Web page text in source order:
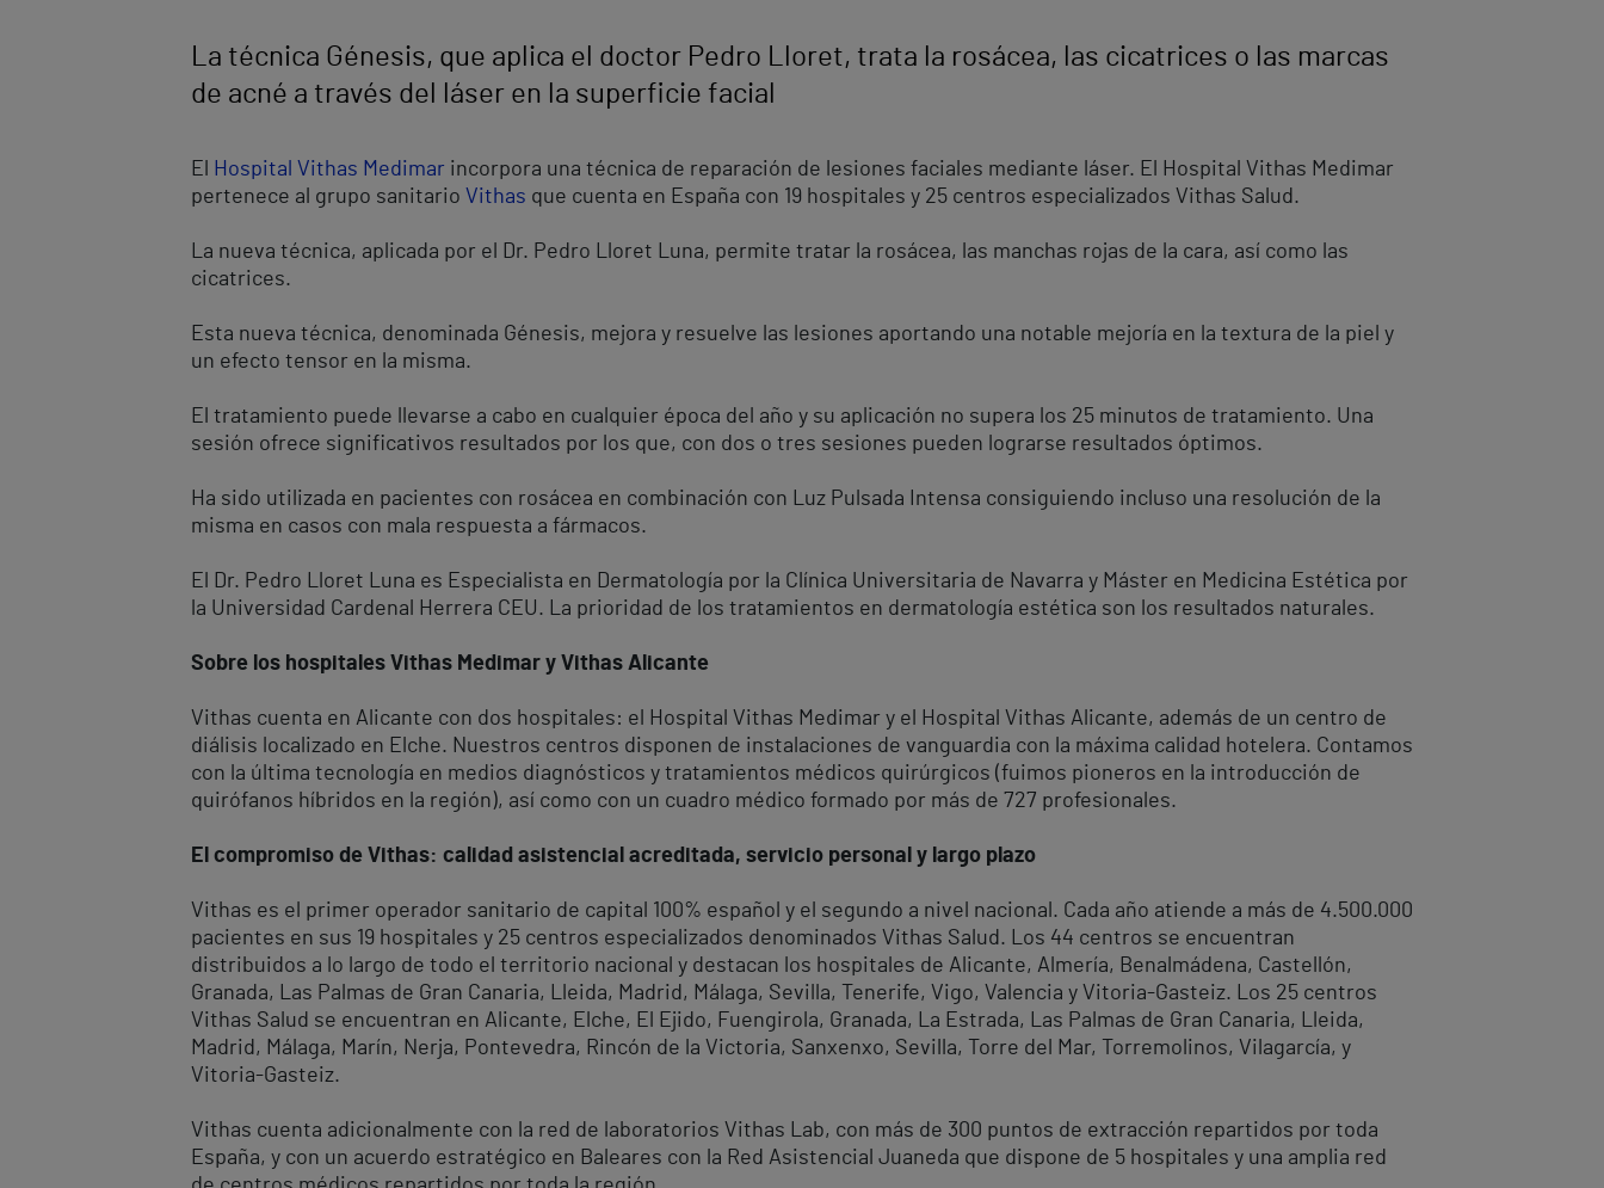
La técnica Génesis, que aplica el doctor Pedro Lloret, trata la rosácea, las cicatrices o las marcas
de acné a través del láser en la superficie facial
El Hospital Vithas Medimar incorpora una técnica de reparación de lesiones faciales mediante láser. El Hospital Vithas Medimar
pertenece al grupo sanitario Vithas que cuenta en España con 19 hospitales y 25 centros especializados Vithas Salud.
La nueva técnica, aplicada por el Dr. Pedro Lloret Luna, permite tratar la rosácea, las manchas rojas de la cara, así como las
cicatrices.
Esta nueva técnica, denominada Génesis, mejora y resuelve las lesiones aportando una notable mejoría en la textura de la piel y
un efecto tensor en la misma.
El tratamiento puede llevarse a cabo en cualquier época del año y su aplicación no supera los 25 minutos de tratamiento. Una
sesión ofrece significativos resultados por los que, con dos o tres sesiones pueden lograrse resultados óptimos.
Ha sido utilizada en pacientes con rosácea en combinación con Luz Pulsada Intensa consiguiendo incluso una resolución de la
misma en casos con mala respuesta a fármacos.
El Dr. Pedro Lloret Luna es Especialista en Dermatología por la Clínica Universitaria de Navarra y Máster en Medicina Estética por
la Universidad Cardenal Herrera CEU. La prioridad de los tratamientos en dermatología estética son los resultados naturales.
Sobre los hospitales Vithas Medimar y Vithas Alicante
Vithas cuenta en Alicante con dos hospitales: el Hospital Vithas Medimar y el Hospital Vithas Alicante, además de un centro de
diálisis localizado en Elche. Nuestros centros disponen de instalaciones de vanguardia con la máxima calidad hotelera. Contamos
con la última tecnología en medios diagnósticos y tratamientos médicos quirúrgicos (fuimos pioneros en la introducción de
quirófanos híbridos en la región), así como con un cuadro médico formado por más de 727 profesionales.
El compromiso de Vithas: calidad asistencial acreditada, servicio personal y largo plazo
Vithas es el primer operador sanitario de capital 100% español y el segundo a nivel nacional. Cada año atiende a más de 4.500.000
pacientes en sus 19 hospitales y 25 centros especializados denominados Vithas Salud. Los 44 centros se encuentran
distribuidos a lo largo de todo el territorio nacional y destacan los hospitales de Alicante, Almería, Benalmádena, Castellón,
Granada, Las Palmas de Gran Canaria, Lleida, Madrid, Málaga, Sevilla, Tenerife, Vigo, Valencia y Vitoria-Gasteiz. Los 25 centros
Vithas Salud se encuentran en Alicante, Elche, El Ejido, Fuengirola, Granada, La Estrada, Las Palmas de Gran Canaria, Lleida,
Madrid, Málaga, Marín, Nerja, Pontevedra, Rincón de la Victoria, Sanxenxo, Sevilla, Torre del Mar, Torremolinos, Vilagarcía, y
Vitoria-Gasteiz.
Vithas cuenta adicionalmente con la red de laboratorios Vithas Lab, con más de 300 puntos de extracción repartidos por toda
España, y con un acuerdo estratégico en Baleares con la Red Asistencial Juaneda que dispone de 5 hospitales y una amplia red